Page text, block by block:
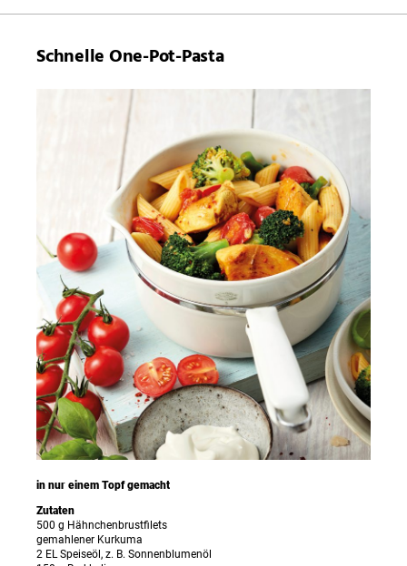
Schnelle One-Pot-Pasta
in nur einem Topf gemacht
Zutaten
500 g Hähnchenbrustfilets
gemahlener Kurkuma
2 EL Speiseöl, z. B. Sonnenblumenöl